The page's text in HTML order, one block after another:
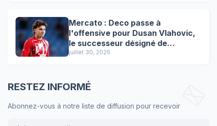
Mercato : Deco passe à
l'offensive pour Dusan Vlahovic,
le successeur désigné de
Lewandowski !
juillet 30, 2026
RESTEZ INFORMÉ
Abonnez-vous à notre liste de diffusion pour recevoir